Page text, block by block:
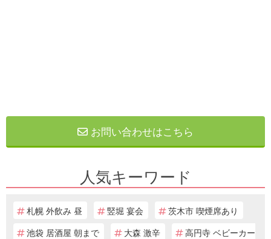
お問い合わせはこちら
人気キーワード
札幌 外飲み 昼 竪堀 宴会
茨木市 喫煙席あり
池袋 居酒屋 朝まで
大森 激辛
高円寺 ベビーカー